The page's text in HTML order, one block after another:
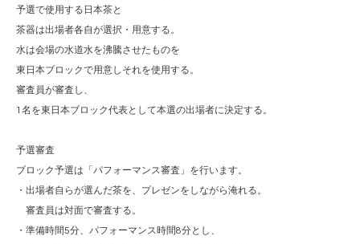
予選で使用する日本茶と
茶器は出場者各自が選択・用意する。
水は会場の水道水を沸騰させたものを
東日本ブロックで用意しそれを使用する。
審査員が審査し、
1名を東日本ブロック代表として本選の出場者に決定する。
予選審査
ブロック予選は「パフォーマンス審査」を行います。
・出場者自らが選んだ茶を、プレゼンをしながら淹れる。
審査員は対面で審査する。
・準備時間5分、パフォーマンス時間8分とし、